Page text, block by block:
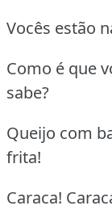
Vocês estão
Como é que
sabe?
Queijo com
frita!
Caraca!